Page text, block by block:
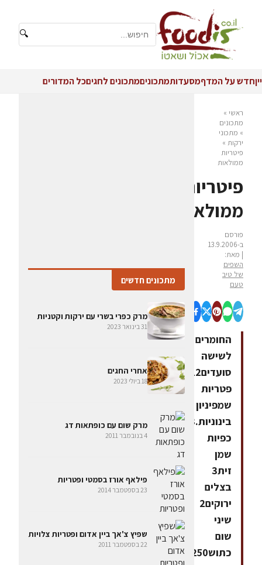
🔍
ייןחדש על המדףמסעדותמתכוניםמתכונים לחגיםכל המדורים
ראשי »
מתכונים
» מתכוני
ירקות »
פיטריות
ממולאות
פיטריות
ממולאות
פורסם
ב-13.9.2006
| מאת:
השפים
של טיב
טעם
החומרים
לשישה
סועדים12
פטריות
שמפיניון
בינוניות.3
כפיות
שמן
זית3
בצלים
ירוקים2
שיני
שום
כתוש250
מתכונים חדשים
מרק כפרי בשרי עם ירקות וקטניות
31 בינואר 2023
אחרי החגים
18 ביולי 2023
מרק שום עם כופתאות דג
4 בנובמבר 2011
פילאף אורז בסמטי ופטריות
23 בספטמבר 2014
שפיץ צ'אך ביין אדום ופטריות צלויות
22 בספטמבר 2011